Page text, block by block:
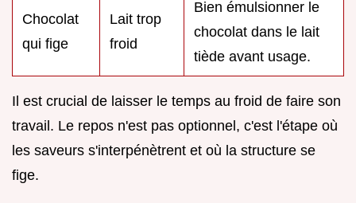
Chocolat
qui fige
Lait trop
froid
Bien émulsionner le
chocolat dans le lait
tiède avant usage.
Il est crucial de laisser le temps au froid de faire son
travail. Le repos n'est pas optionnel, c'est l'étape où
les saveurs s'interpénètrent et où la structure se
fige.